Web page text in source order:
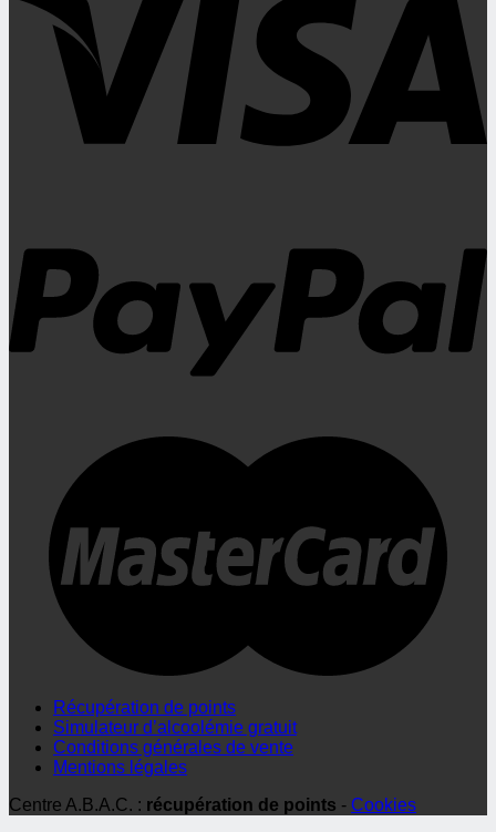
210,00€.
190,00€.
Récupération de points
Simulateur d’alcoolémie gratuit
Conditions générales de vente
Mentions légales
Centre A.B.A.C. : récupération de points - Cookies